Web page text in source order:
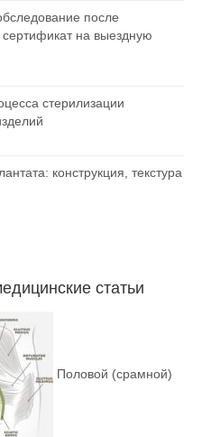
после
сертификат на выездную
стерилизации
конструкция, текстура
статьи
Половой (срамной)